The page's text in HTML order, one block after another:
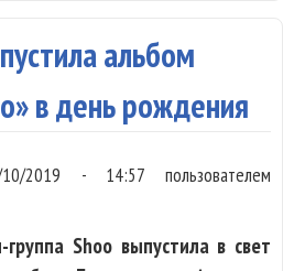
альбом
в день рождения
2019 - 14:57 пользователем
Shoo выпустила в свет